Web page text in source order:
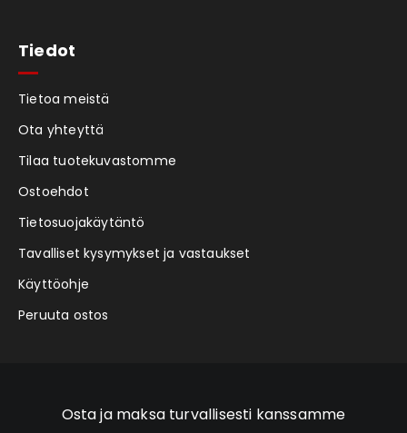
Tiedot
Tietoa meistä
Ota yhteyttä
Tilaa tuotekuvastomme
Ostoehdot
Tietosuojakäytäntö
Tavalliset kysymykset ja vastaukset
Käyttöohje
Peruuta ostos
Osta ja maksa turvallisesti kanssamme